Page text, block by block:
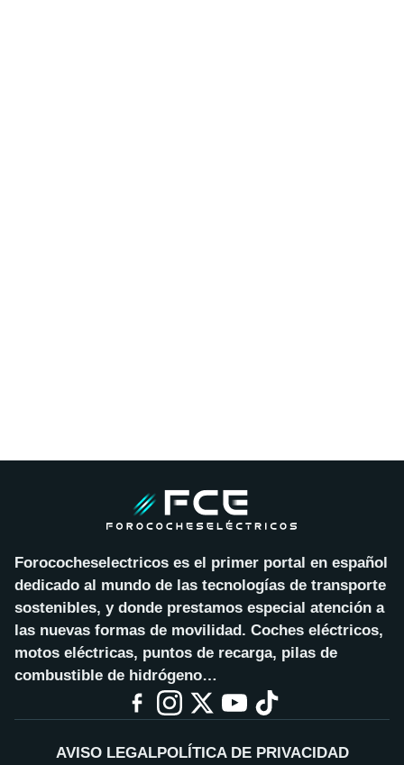
Forococheselectricos es el primer portal en español
dedicado al mundo de las tecnologías de transporte
sostenibles, y donde prestamos especial atención a
las nuevas formas de movilidad. Coches eléctricos,
motos eléctricas, puntos de recarga, pilas de
combustible de hidrógeno…
AVISO LEGALPOLÍTICA DE PRIVACIDAD